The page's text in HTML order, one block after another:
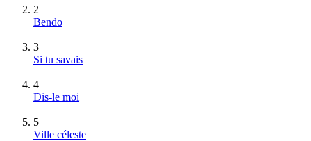
2
Bendo
3
Si tu savais
4
Dis-le moi
5
Ville céleste